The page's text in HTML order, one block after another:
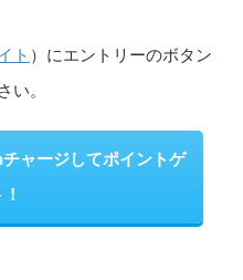
ト ）にエントリーのボタン
い。
ャージしてポイントゲ